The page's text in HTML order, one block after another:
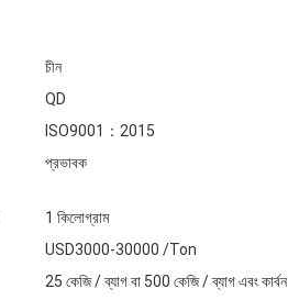
চীন
QD
ISO9001：2015
প্রভাবক
1 কিলোগ্রাম
USD3000-30000 /Ton
25 কেজি / ব্যাগ বা 500 কেজি / ব্যাগ এবং কার্বন